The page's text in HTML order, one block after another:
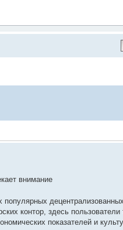
внимание
контор, здесь
показателей и